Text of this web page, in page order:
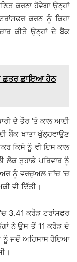
ਕਰਨਾ ਹੋਵੇਗਾ ਉਨ੍ਹਾਂ
ਕਰਨ ਨੂੰ ਕਿਹਾ
ਕੀਤੇ ਉਨ੍ਹਾਂ ਦੇ ਬੈਂਕ
ਛਤਰ ਛਾਇਆ ਹੇਠ
ਦੇ ਤੌਰ ’ਤੇ ਕਾਲ ਆਈ
ਬੈਂਕ ਖਾਤਾ ਖੁੱਲ੍ਹਵਾਉਣ
ਕਿਸੇ ਨੂੰ ਵੀ ਇਸ ਕਾਲ
ਲੋਕ ਤੁਹਾਡੇ ਪਰਿਵਾਰ ਨੂੰ
ਨੂੰ ਵਰਚੁਅਲ ਜਾਂਚ ’ਚ
ਵੀ ਦਿੱਤੀ।
3.41 ਕਰੋੜ ਟਰਾਂਸਫਰ
ਨੇ ਉਸ ਤੋਂ 11 ਕਰੋੜ ਦੇ
ਨੂੰ ਜਦੋਂ ਅਹਿਸਾਸ ਹੋਇਆ